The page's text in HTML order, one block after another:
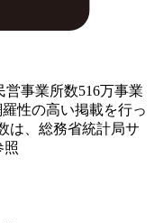
事業所数516万事業
性の高い掲載を行っ
は、総務省統計局サ
照